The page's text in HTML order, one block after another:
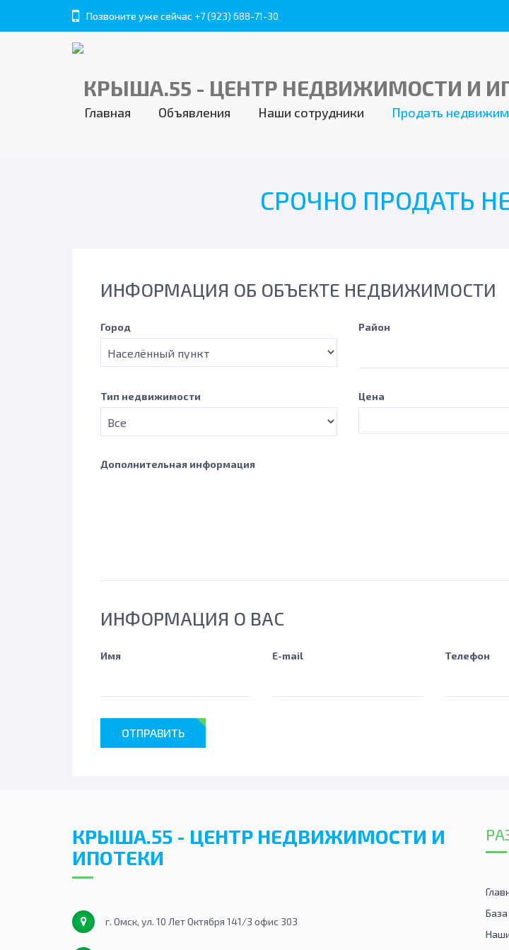
Позвоните уже сейчас +7 (923) 688-71-30
Главная Объявления Наши сотрудники Продать
СРОЧНО ПРОДАТЬ
ИНФОРМАЦИЯ ОБ ОБЪЕКТЕ НЕДВИЖИМОСТИ
Город Район
Тип недвижимости Цена
Дополнительная информация
ИНФОРМАЦИЯ О ВАС
Имя E-mail Телефон
ОТПРАВИТЬ
КРЫША.55 - ЦЕНТР НЕДВИЖИМОСТИ И
ИПОТЕКИ
г. Омск, ул. 10 Лет Октября 141/3 офис 303